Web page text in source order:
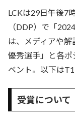
LCKは29日午後7
（DDP）で「
は、メディアや
優秀選手」と各
ベント。以下は
受賞について